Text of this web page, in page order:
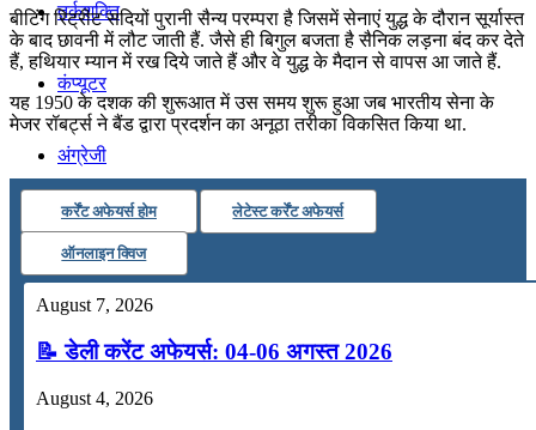
तर्कशक्ति
कंप्यूटर
अंग्रेजी
मॉक टेस्ट
टुडेज जीके
बीटिंग रिट्रीट सदियों पुरानी सैन्‍य परम्‍परा है जिसमें सेनाएं युद्ध के दौरान सूर्यास्‍त
के बाद छावनी में लौट जाती हैं. जैसे ही बिगुल बजता है सैनिक लड़ना बंद कर देते
हैं, हथियार म्‍यान में रख दिये जाते हैं और वे युद्ध के मैदान से वापस आ जाते हैं.
यह 1950 के दशक की शुरूआत में उस समय शुरू हुआ जब भारतीय सेना के
मेजर रॉबर्ट्स ने बैंड द्वारा प्रदर्शन का अनूठा तरीका विकसित किया था.
कर्रेंट अफेयर्स होम लेटेस्ट कर्रेंट अफेयर्स
ऑनलाइन क्विज
August 7, 2026
📝 डेली करेंट अफेयर्स: 04-06 अगस्त 2026
August 4, 2026